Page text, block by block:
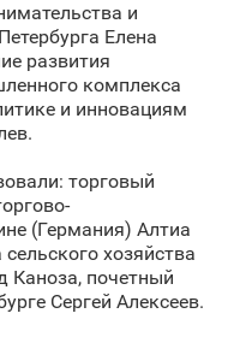
и
Елена
развития
комплекса
и инновациям
торговый
(Германия) Алтиа
хозяйства
Каноза, почетный
Сергей Алексеев.